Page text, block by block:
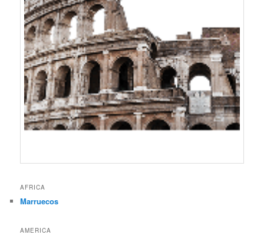
AFRICA
Marruecos
AMERICA